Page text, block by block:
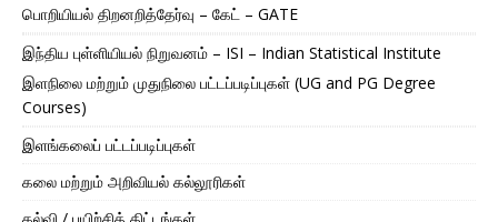
பொறியியல் திறனறித்தேர்வு – கேட் – GATE
இந்திய புள்ளியியல் நிறுவனம் – ISI – Indian Statistical Institute
இளநிலை மற்றும் முதுநிலை பட்டப்படிப்புகள் (UG and PG Degree
Courses)
இளங்கலைப் பட்டப்படிப்புகள்
கலை மற்றும் அறிவியல் கல்லூரிகள்